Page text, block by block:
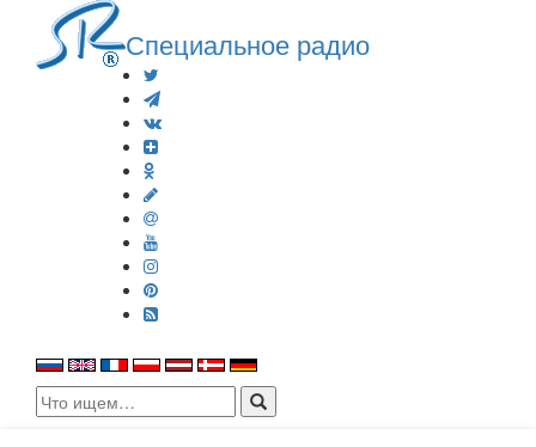
Специальное радио
Search
for: